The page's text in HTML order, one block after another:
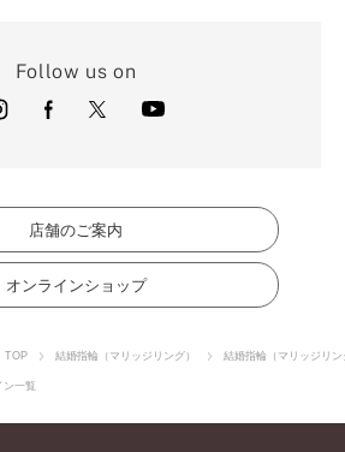
Follow us on
店舗のご案内
オンラインショップ
TOP 結婚指輪（マリッジリング） 結婚指輪（マリッジリン
ン一覧